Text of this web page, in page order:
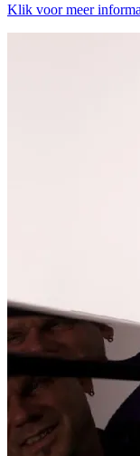
Klik voor meer